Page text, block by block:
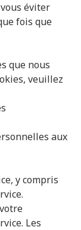
éviter
fois que
que nous
veuillez
aux
y compris
Les